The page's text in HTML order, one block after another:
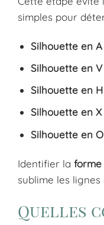
simples pour
Silhouette en
Silhouette en
Silhouette en
Silhouette en
Silhouette en
Identifier la forme
sublime les
Quelles